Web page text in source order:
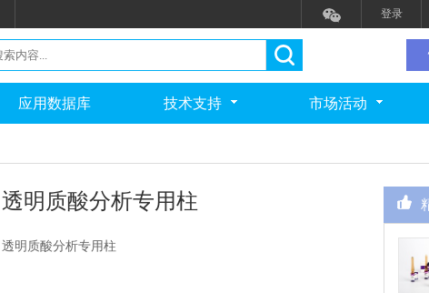
登录
应用数据库 技术支持 市场活动
透明质酸分析专用柱
透明质酸分析专用柱